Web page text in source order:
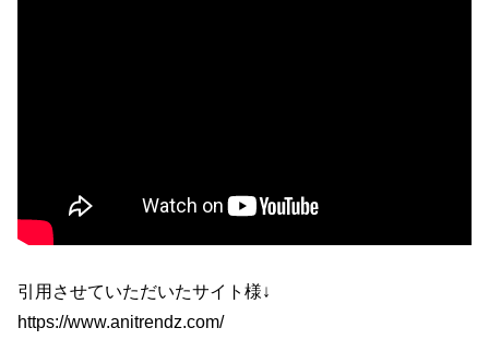
引用させていただいたサイト様↓
https://www.anitrendz.com/